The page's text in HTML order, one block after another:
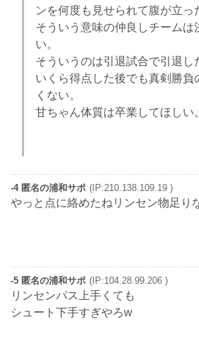
ンを何度も見せられて腹が立っ
そういう意味の仲良しチームは
い。
そういうのは引退試合で引退し
いくら得点した後でも真剣勝負
くない。
甘ちゃん体質は卒業してほしい。
-4 匿名の浦和サポ (IP:210.138.109.19 )
やっと点に絡めたねリンセン物足り
-5 匿名の浦和サポ (IP:104.28.99.206 )
リンセンパス上手くても
シュート下手すぎやろw